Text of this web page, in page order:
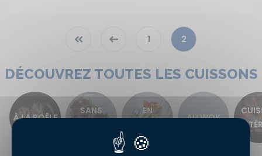
Première
« First
Page
‹ Previous
Page
1
Page
courante
2
DÉCOUVREZ TOUTES LES CUISSONS
À LA POÊLE
SANS
EN
AU WOK